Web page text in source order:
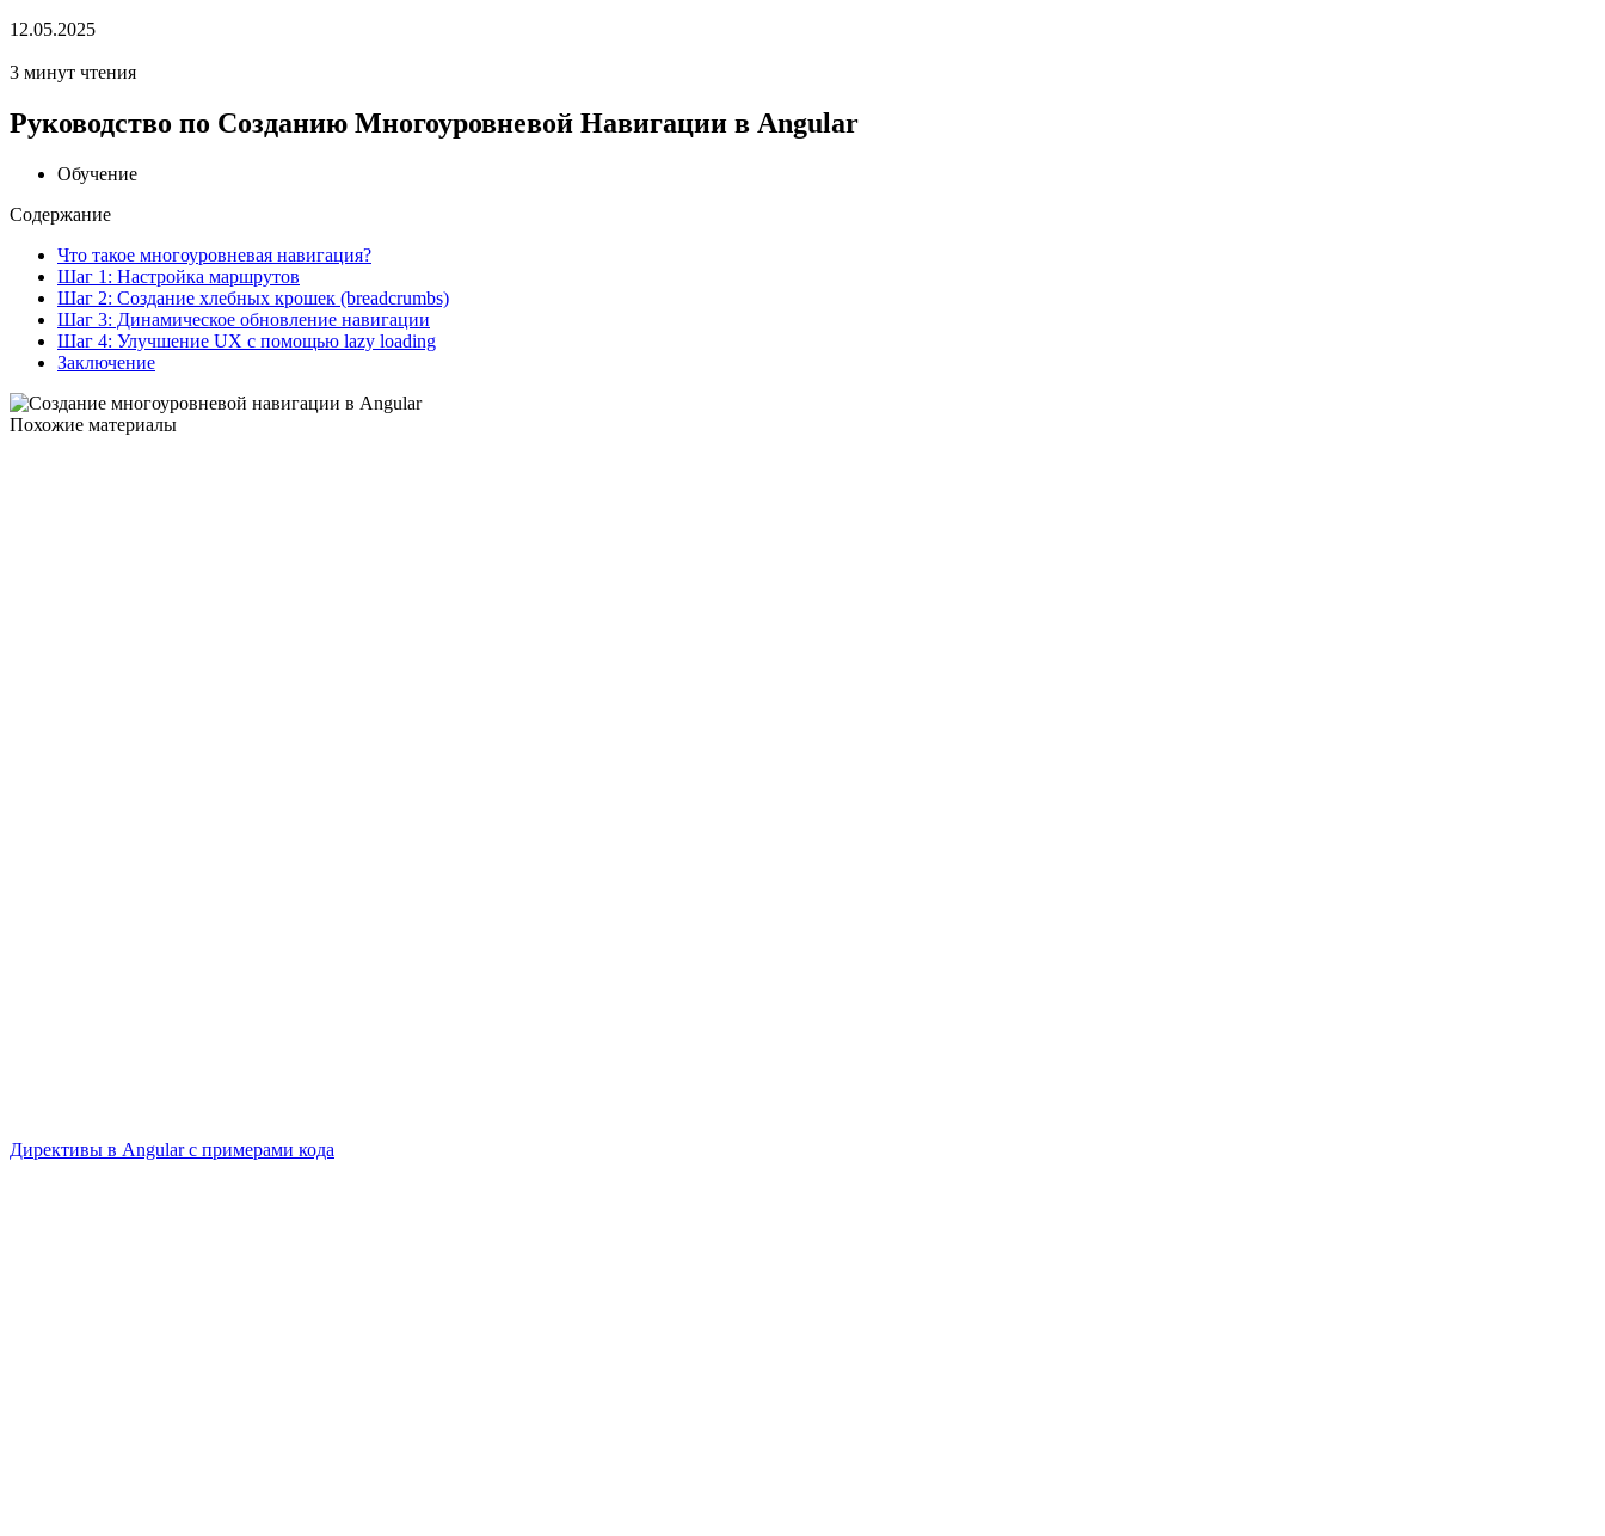
12.05.2025
3 минут чтения
Руководство по Созданию Многоуровневой Навигации в Angular
Обучение
Содержание
Что такое многоуровневая навигация?
Шаг 1: Настройка маршрутов
Шаг 2: Создание хлебных крошек (breadcrumbs)
Шаг 3: Динамическое обновление навигации
Шаг 4: Улучшение UX с помощью lazy loading
Заключение
Похожие материалы
Директивы в Angular с примерами кода